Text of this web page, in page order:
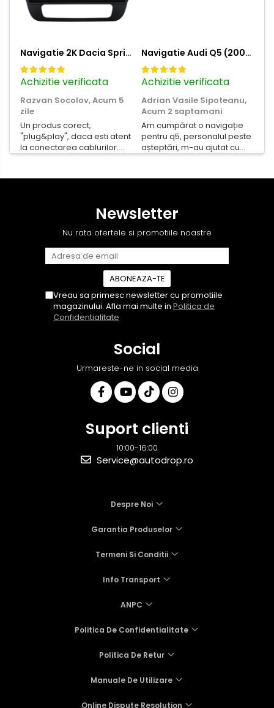
Navigatie 2K Dacia Spring (2021- Prezent), Android, S-Quadcore / 4GB RAM + 64GB ROM, 9.5 Inch - AD-BGS90042K+AD-BGRKIT366V4s
Achizitie verificata
Razvan Socolov,Acum 5
zile
Un produs corect,
"plug&play", daca esti atent
la conectarea cablurilor.
Noroc cu asistenta
prietenoasa si dispusa sa
nu era conectat cablul de
Navigatie Audi Q5 (2009-2017), Linux OS & OEM, MMI 3G, CarPlay & Android Auto Wireless, MirrorLink, Camera AHD, 12.3 Inch - AD-BGAALNXH+AD-BGRKITQ5002
Achizitie verificata
Adrian Vasile Sipoteanu,
Acum 2 saptamani
Am cumpărat o navigație
pentru q5, personalul peste
așteptări, m-au ajutat cu
informații foarte prompt
repetate rânduri. Foarte
impecabil, o să revin la ei și
Newsletter
Nu rata ofertele si promotiile noastre
Vreau sa primesc newsletter cu promotiile
magazinului. Afla mai multe in Politica de
Confidentialitate
Social
Urmareste-ne in social media
Suport clienti
10:00-16:00
Service@autodrop.ro
Despre Noi
Garantia Produselor
Termeni Si Conditii
Info Transport
ANPC
Politica De Confidentialitate
Politica De Retur
Manuale De Utilizare
Online Dispute Resolution